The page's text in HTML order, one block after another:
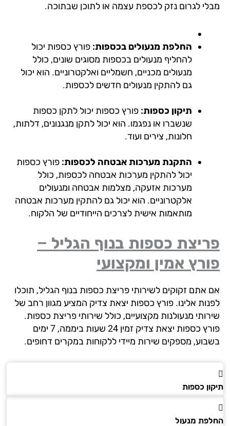
לגרום נזק לכספת עצמה או לתוכן שבתוכה.
החלפת מנעולים בכספות:פורץ כספות יכול
להחליף מנעולים בכספות מסוגים שונים, כולל
מנעולים מכניים, חשמליים ואלקטרוניים. הוא יכול
גם להתקין מנעולים חדשים לכספות.
תיקון כספות:פורץ כספות יכול לתקן כספות
שנשברו או נפגמו. הוא יכול לתקן מנגנונים, דלתות,
חלונות, צירים ועוד.
התקנת מערכות אבטחה לכספות:פורץ כספות
יכול להתקין מערכות אבטחה לכספות, כולל
מערכות אזעקה, מצלמות אבטחה ומנעולים
אלקטרוניים. הוא יכול גם להתקין מערכות אבטחה
מותאמות אישית לצרכים הייחודיים של הלקוח.
כספות בנוף הגליל –
אמין ומקצועי
אתם זקוקים לשירותי פריצת כספות בנוף הגליל, תוכלו
אלינו. פורץ כספות יצאת צדיק המציע מגוון רחב של
מנעולנות מקצועיים, כולל שירותי פריצת כספות.
פורץ כספות יצאת צדיק זמין 24 שעות ביממה, 7 ימים
מספקים שירות מיידי ללקוחות במקרים דחופים.
כספות
מנעול